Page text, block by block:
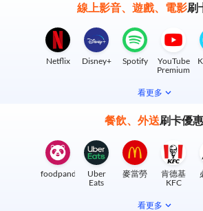
線上影音、遊戲、電影刷
Netflix Disney+ Spotify
YouTube
Premium
看更多
餐飲、外送刷卡優惠
foodpanda
Uber
Eats
麥當勞
肯德基
KFC
看更多